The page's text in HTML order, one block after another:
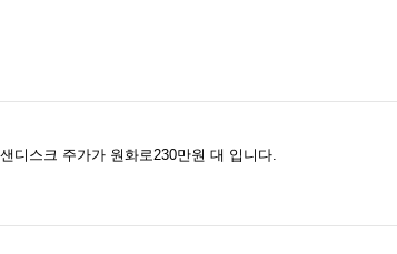
디스크 주가가 원화로230만원 대 입니다.